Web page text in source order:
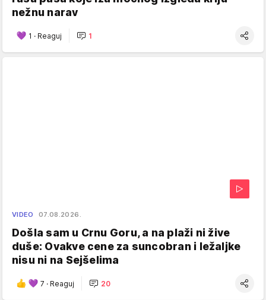
nežnu narav
1 · Reaguj 1
VIDEO 07.08.2026.
Došla sam u Crnu Goru, a na plaži ni žive
duše: Ovakve cene za suncobran i ležaljke
nisu ni na Sejšelima
7 · Reaguj 20